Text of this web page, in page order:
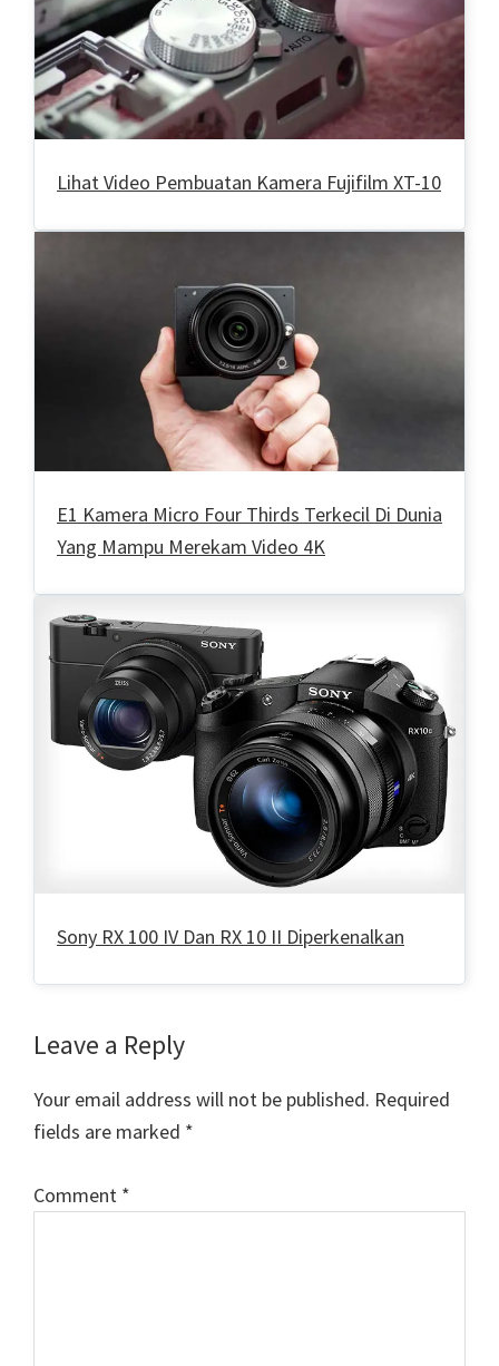
Lihat Video Pembuatan Kamera Fujifilm XT-10
E1 Kamera Micro Four Thirds Terkecil Di Dunia
Yang Mampu Merekam Video 4K
Sony RX 100 IV Dan RX 10 II Diperkenalkan
Reader
Leave a Reply
Your email address will not be published. Required
fields are marked *
Comment *